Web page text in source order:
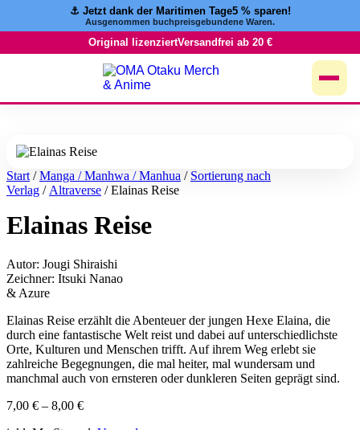
⚓️ Jetzt dank der Maritimen Tage5 % sparen!
Ausgenommen buchpreisgebundene Waren.
Original lizenziertVersandfrei ab 20 €
Start /Manga / Manhwa / Manhua / Sortierung nach
Verlag / Altraverse / Elainas Reise
Elainas Reise
Autor: Jougi Shiraishi
Zeichner: Itsuki Nanao
& Azure
Elainas Reise erzählt die Abenteuer der jungen Hexe Elaina, die
durch eine fantastische Welt reist und dabei auf unterschiedlichste
Orte, Kulturen und Menschen trifft. Auf ihrem Weg erlebt sie
zahlreiche Begegnungen, die mal heiter, mal wundersam und
manchmal auch von ernsteren oder dunkleren Seiten geprägt sind.
7,00 € – 8,00 €